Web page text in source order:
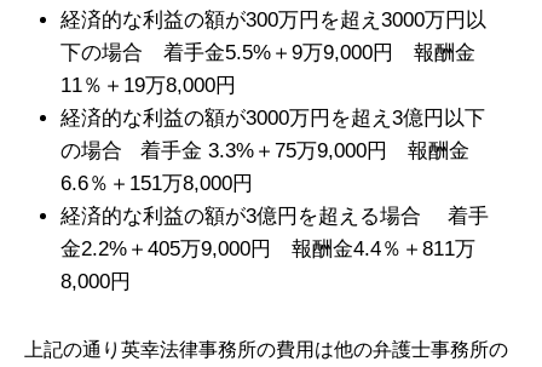
経済的な利益の額が300万円を超え3000万円以
下の場合 着手金5.5%＋9万9,000円 報酬金
11％＋19万8,000円
経済的な利益の額が3000万円を超え3億円以下
の場合 着手金 3.3%＋75万9,000円 報酬金
6.6％＋151万8,000円
経済的な利益の額が3億円を超える場合 着手
金2.2%＋405万9,000円 報酬金4.4％＋811万
8,000円
上記の通り英幸法律事務所の費用は他の弁護士事務所の